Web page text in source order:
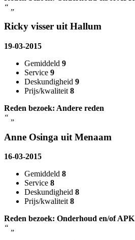
“
Ricky visser uit Hallum
19-03-2015
Gemiddeld 9
Service 9
Deskundigheid 9
Prijs/kwaliteit 8
Reden bezoek: Andere reden
“
Anne Osinga uit Menaam
16-03-2015
Gemiddeld 8
Service 8
Deskundigheid 8
Prijs/kwaliteit 8
Reden bezoek: Onderhoud en/of APK
“